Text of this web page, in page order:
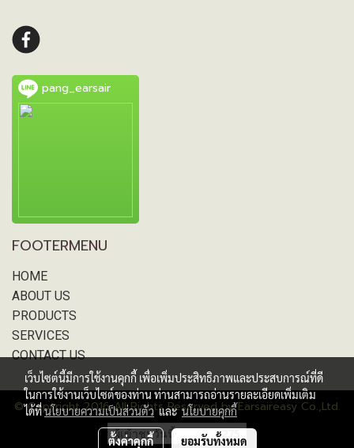
pang_earsair
FOOTERMENU
HOME
ABOUT US
PRODUCTS
SERVICES
CONTACT US
© Copyright 2016 All Rights Reserved by Earsaireasy Co.,Ltd.
ผู้เข้าชมวันนี้ 275
เว็บไซต์นี้มีการใช้งานคุกกี้ เพื่อเพิ่มประสิทธิภาพและประสบการณ์ที่ดี
ในการใช้งานเว็บไซต์ของท่าน ท่านสามารถอ่านรายละเอียดเพิ่มเติม
ได้ที่นโยบายความเป็นส่วนตัวและนโยบายคุกกี้
ตั้งค่าคุกกี้ ยอมรับทั้งหมด